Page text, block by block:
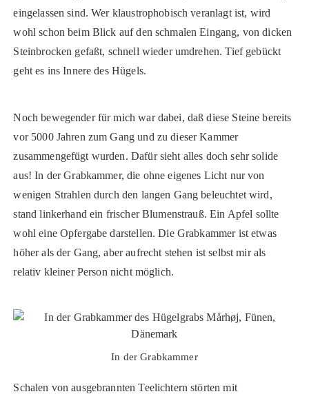
eingelassen sind. Wer klaustrophobisch veranlagt ist, wird
wohl schon beim Blick auf den schmalen Eingang, von dicken
Steinbrocken gefaßt, schnell wieder umdrehen. Tief gebückt
geht es ins Innere des Hügels.
Noch bewegender für mich war dabei, daß diese Steine bereits
vor 5000 Jahren zum Gang und zu dieser Kammer
zusammengefügt wurden. Dafür sieht alles doch sehr solide
aus! In der Grabkammer, die ohne eigenes Licht nur von
wenigen Strahlen durch den langen Gang beleuchtet wird,
stand linkerhand ein frischer Blumenstrauß. Ein Apfel sollte
wohl eine Opfergabe darstellen. Die Grabkammer ist etwas
höher als der Gang, aber aufrecht stehen ist selbst mir als
relativ kleiner Person nicht möglich.
In der Grabkammer
Schalen von ausgebrannten Teelichtern störten mit